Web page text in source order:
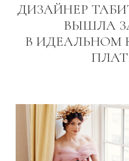
ДИЗАЙНЕР
ВЫШЛА
В ИДЕАЛЬНОМ